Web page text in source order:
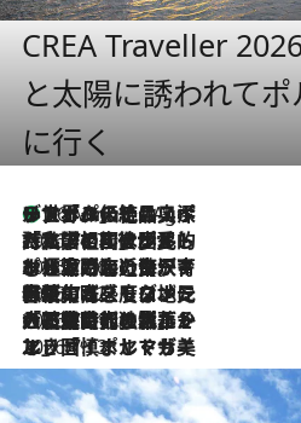
CREA Traveller
と太陽に誘われて
に行く
46 Minutes Ago
リスボンの絶品スイーツ「パステル・デ・ナタ」とは？ポルトガル伝統の奥深い世界へ
2026.7.27
「私の祖国はポルトガル語です」国民的詩人フェルナンド・ペソアと、彼が愛した文学の街を歩く
2026.7.26
ポルトガル近海が育む極上の海の幸。キリリと冷えた白ワインと愉しむ、シーフード専門店の贅沢
2026.7.22
伝統の味をモダンに昇華。高感度な地元客が集う、リスボンの最旬ガストロノミー
2026.7.21
大航海時代の栄華から、震災、独裁、そして革命へ。ポルトガル・首都リスボンの石畳に刻まれた「歴史の光と影」
2026.7.13
エッセイ・ヤマザキマリ「慎ましくも美しき国 ポルトガル」